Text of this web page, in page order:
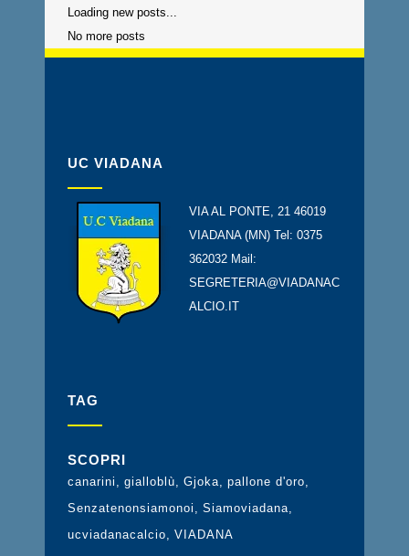
Loading new posts...
No more posts
UC VIADANA
VIA AL PONTE, 21 46019
VIADANA (MN) Tel: 0375
362032 Mail:
SEGRETERIA@VIADANAC
ALCIO.IT
TAG
SCOPRI
canarini gialloblù Gjoka pallone d'oro
Senzatenonsiamonoi
Siamoviadana
ucviadanacalcio
VIADANA